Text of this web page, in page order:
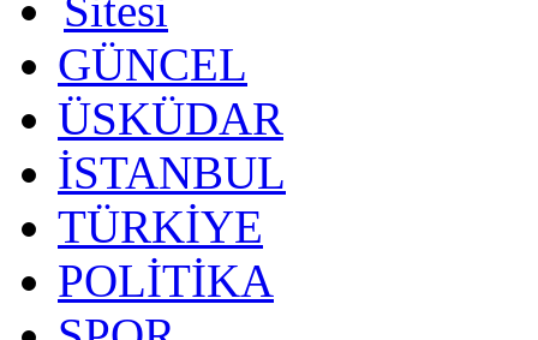
GÜNCEL
ÜSKÜDAR
İSTANBUL
TÜRKİYE
POLİTİKA